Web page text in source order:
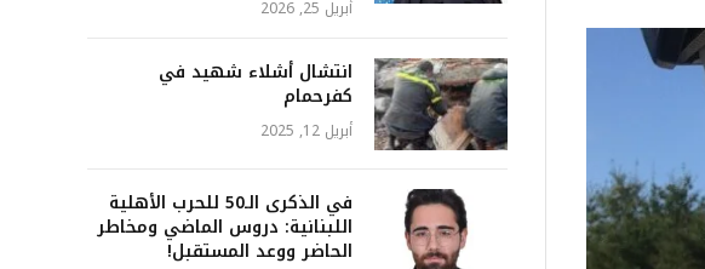
أبريل 25, 2026
انتشال أشلاء شهيد في
كفرحمام
أبريل 12, 2025
في الذكرى الـ50 للحرب الأهلية
اللبنانية: دروس الماضي ومخاطر
الحاضر ووعد المستقبل!